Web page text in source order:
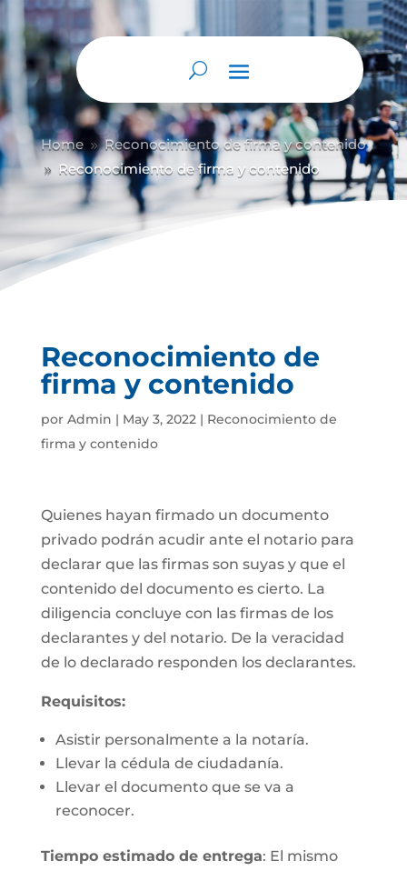
Home 9 Reconocimiento de firma y contenido
9 Reconocimiento de firma y contenido
Reconocimiento de
firma y contenido
por Admin | May 3, 2022| Reconocimiento de
firma y contenido
Quienes hayan firmado un documento
privado podrán acudir ante el notario para
declarar que las firmas son suyas y que el
contenido del documento es cierto. La
diligencia concluye con las firmas de los
declarantes y del notario. De la veracidad
de lo declarado responden los declarantes.
Requisitos:
Asistir personalmente a la notaría.
Llevar la cédula de ciudadanía.
Llevar el documento que se va a
reconocer.
Tiempo estimado de entrega: El mismo